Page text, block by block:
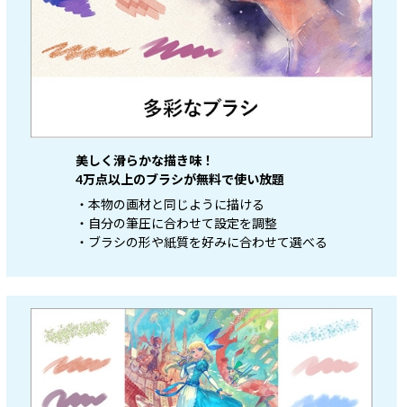
美しく滑らかな描き味！
4万点以上のブラシが無料で使い放題
・本物の画材と同じように描ける
・自分の筆圧に合わせて設定を調整
・ブラシの形や紙質を好みに合わせて選べる